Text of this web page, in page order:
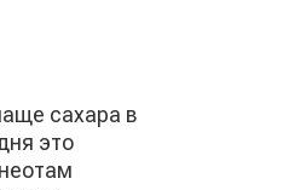
сахара в
это